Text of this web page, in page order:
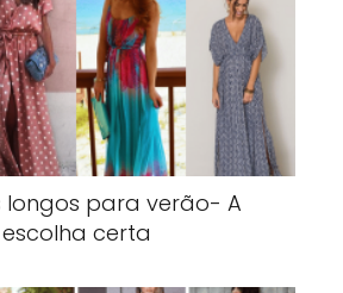
longos para verão- A
escolha certa